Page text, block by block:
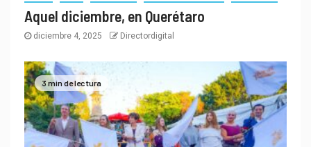
Aquel diciembre, en Querétaro
diciembre 4, 2025 Directordigital
3 min de lectura